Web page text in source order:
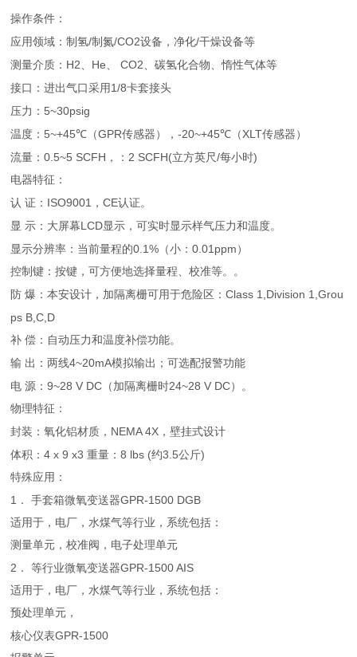
操作条件：
应用领域：制氢/制氮/CO2设备，净化/干燥设备等
测量介质： H2、 He、 CO2、碳氢化合物、惰性气体等
接口：进出气口采用 1/8卡套接头
压力：5~30psig
温度：5~+45℃（GPR传感器），-20~+45℃（XLT传感器）
流量：0.5~5 SCFH ，：2 SCFH(立方英尺/每小时)
电器特征：
认 证： ISO9001 ，CE认证。
显 示：大屏幕LCD显示，可实时显示样气压力和温度。
显示分辨率：当前量程的0.1% （小：0.01ppm ）
控制键：按键，可方便地选择量程、校准等。。
防 爆：本安设计，加隔离栅可用于危险区：Class 1,Division 1,Grou
ps B,C,D
补 偿：自动压力和温度补偿功能。
输 出：两线4~20mA模拟输出；可选配报警功能
电 源：9~28 V DC （加隔离栅时24~28 V DC）。
物理特征：
封装：氧化铝材质， NEMA 4X ，壁挂式设计
体积：4 x 9 x3重量：8 lbs (约3.5公斤)
特殊应用：
1 ． 手套箱微氧变送器GPR-1500 DGB
适用于，电厂，水煤气等行业，系统包括：
测量单元，校准阀，电子处理单元
2 ． 等行业微氧变送器GPR-1500 AIS
适用于，电厂，水煤气等行业，系统包括：
预处理单元，
核心仪表GPR-1500